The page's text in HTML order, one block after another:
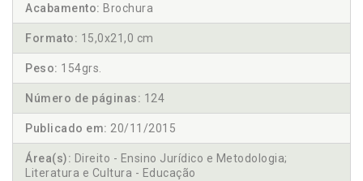
Acabamento: Brochura
Formato: 15,0x21,0 cm
Peso: 154grs.
Número de páginas: 124
Publicado em: 20/11/2015
Área(s): Direito - Ensino Jurídico e Metodologia;
Literatura e Cultura - Educação